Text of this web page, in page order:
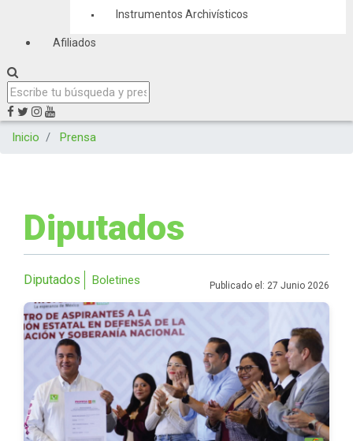
Instrumentos Archivísticos
Afiliados
Inicio Prensa
Diputados
Diputados Boletines Publicado el: 27 Junio 2026